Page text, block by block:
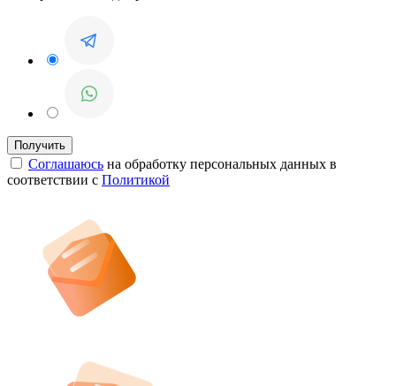
Соглашаюсь на обработку персональных данных в
соответствии с Политикой